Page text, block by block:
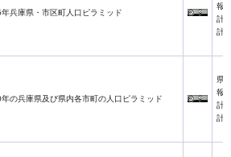
兵庫県・市区町人口ピラミッド
報
計
計
の兵庫県及び県内各市町の人口ピラミッド
県
報
計
計